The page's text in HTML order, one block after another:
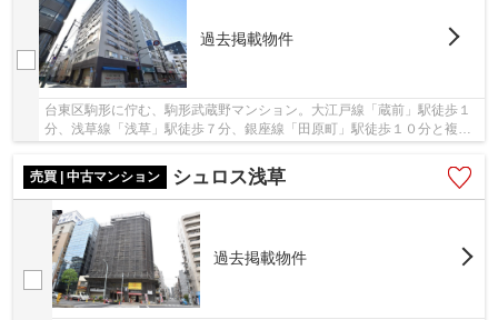
過去掲載物件
台東区駒形に佇む、駒形武蔵野マンション。大江戸線「蔵前」駅徒歩１
分、浅草線「浅草」駅徒歩７分、銀座線「田原町」駅徒歩１０分と複数
売買 | 中古マンション
シュロス浅草
過去掲載物件